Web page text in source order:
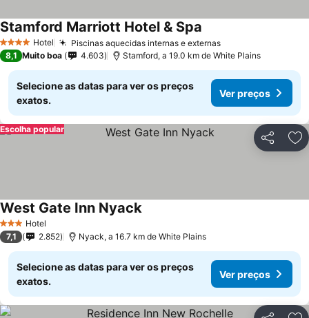
4 EstrelasHotel Piscinas aquecidas internas e externasVer preços
Stamford Marriott Hotel & Spa
8,1 Muito boa 4.603 Stamford, a 19.0 km de White Plains
Selecione as datas para ver os preços
exatos.
Ver preços
Partilhar
Escolha popular
3 EstrelasHotel
West Gate Inn NyackVer preços
7,1 2.852 Nyack, a 16.7 km de White Plains
Selecione as datas para ver os preços
exatos.
Ver preços